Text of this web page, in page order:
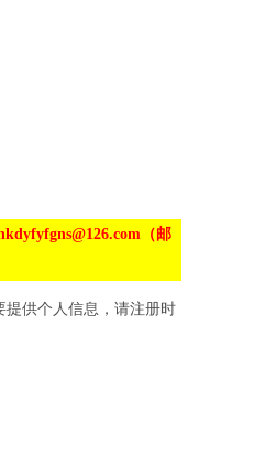
（邮
提供个人信息，请注册时